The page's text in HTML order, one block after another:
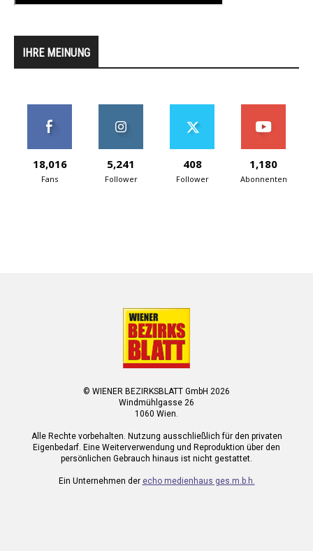
IHRE MEINUNG
18,016
Fans
5,241
Follower
408
Follower
1,180
Abonnenten
© WIENER BEZIRKSBLATT GmbH 2026
Windmühlgasse 26
1060 Wien.
Alle Rechte vorbehalten. Nutzung ausschließlich für den privaten
Eigenbedarf. Eine Weiterverwendung und Reproduktion über den
persönlichen Gebrauch hinaus ist nicht gestattet.
Ein Unternehmen der echo medienhaus ges.m.b.h.